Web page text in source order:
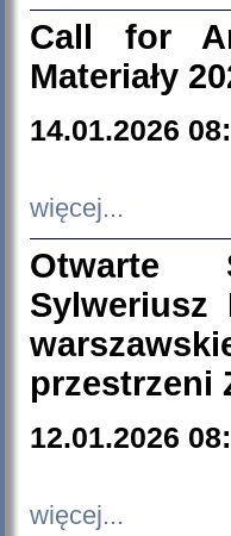
Call for
Materiały
14.01.2026
więcej...
Otwarte
Sylweriusz
przestrzeni
12.01.2026
więcej...